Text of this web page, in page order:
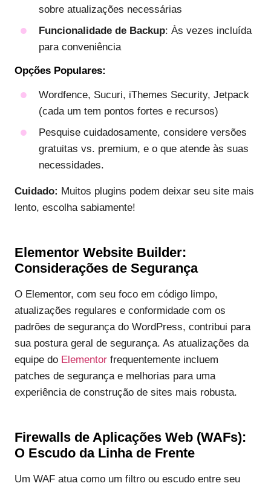
sobre atualizações necessárias
Funcionalidade de Backup: Às vezes incluída
para conveniência
Opções Populares:
Wordfence, Sucuri, iThemes Security, Jetpack
(cada um tem pontos fortes e recursos)
Pesquise cuidadosamente, considere versões
gratuitas vs. premium, e o que atende às suas
necessidades.
Cuidado: Muitos plugins podem deixar seu site mais
lento, escolha sabiamente!
Elementor Website Builder:
Considerações de Segurança
O Elementor, com seu foco em código limpo,
atualizações regulares e conformidade com os
padrões de segurança do WordPress, contribui para
sua postura geral de segurança. As atualizações da
equipe do Elementor frequentemente incluem
patches de segurança e melhorias para uma
experiência de construção de sites mais robusta.
Firewalls de Aplicações Web (WAFs):
O Escudo da Linha de Frente
Um WAF atua como um filtro ou escudo entre seu